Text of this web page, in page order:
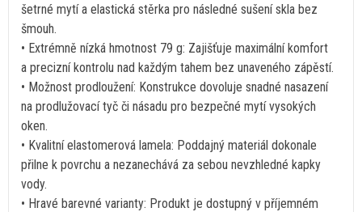
šetrné mytía elastická stěrka pro následné sušení skla bez
šmouh.
• Extrémně nízká hmotnost 79 g: Zajišťuje maximální komfort
a precizní kontrolu nad každým tahem bez unaveného zápěstí.
• Možnost prodloužení: Konstrukce dovoluje snadné nasazení
na prodlužovací tyč či násadu pro bezpečné mytí vysokých
oken.
• Kvalitní elastomerová lamela: Poddajný materiál dokonale
přilne k povrchu a nezanechává za sebou nevzhledné kapky
vody.
• Hravé barevné varianty: Produkt je dostupný v příjemném